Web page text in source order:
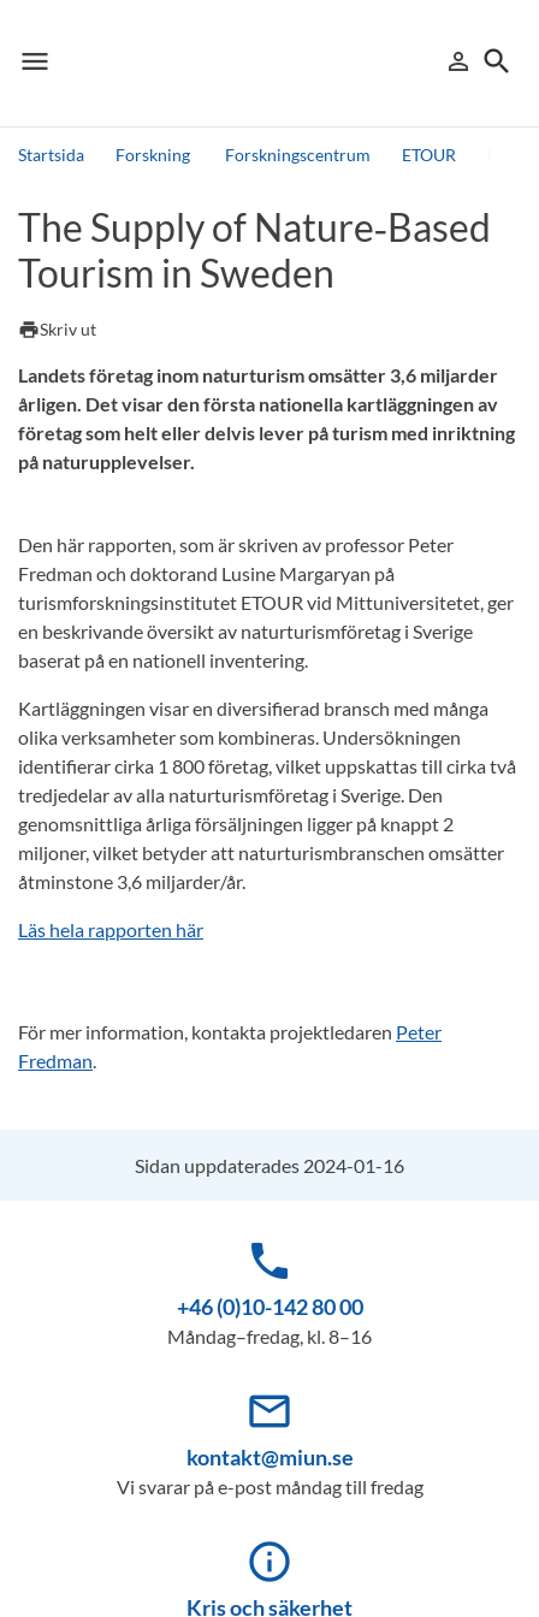
menu
Meny person_outline
Logga in
search
Sök
Startsida Forskning Forskningscentrum ETOUR
Andra söktjänster
Detta är vår testmiljö - endast testdata
The Supply of Nature‑Based
Tourism in Sweden
printSkriv ut
Landets företag inom naturturism omsätter 3,6 miljarder
årligen. Det visar den första nationella kartläggningen av
företag som helt eller delvis lever på turism med inriktning
på naturupplevelser.
Den här rapporten, som är skriven av professor Peter
Fredman och doktorand Lusine Margaryan på
turismforskningsinstitutet ETOUR vid Mittuniversitetet, ger
en beskrivande översikt av naturturismföretag i Sverige
baserat på en nationell inventering.
Kartläggningen visar en diversifierad bransch med många
olika verksamheter som kombineras. Undersökningen
identifierar cirka 1 800 företag, vilket uppskattas till cirka två
tredjedelar av alla naturturismföretag i Sverige. Den
genomsnittliga årliga försäljningen ligger på knappt 2
miljoner, vilket betyder att naturturismbranschen omsätter
åtminstone 3,6 miljarder/år.
Läs hela rapporten här
För mer information, kontakta projektledaren Peter
Fredman.
Sidan uppdaterades 2024-01-16
phone
+46 (0)10-142 80 00
Måndag–fredag, kl. 8–16
mail_outline
kontakt@miun.se
Vi svarar på e-post måndag till fredag
info_outline
Kris och säkerhet